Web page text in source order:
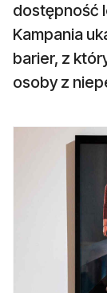
dostępność
Kampania
barier, z
osoby z